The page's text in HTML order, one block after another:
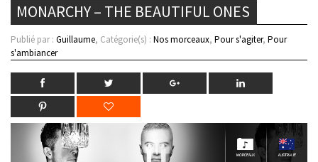
MONARCHY – THE BEAUTIFUL ONES
Publié par : Guillaume, Catégorie(s) : Nos morceaux, Pour s'agiter, Pour
s'ambiancer